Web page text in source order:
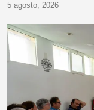
5 agosto, 2026